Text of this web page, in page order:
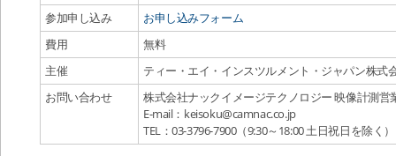
参加申し込み
お申し込みフォーム
費用
無料
主催
ティー・エイ・インスツルメント・ジャパン株式
お問い合わせ
株式会社ナックイメージテクノロジー 映像計測営
E-mail：keisoku@camnac.co.jp
TEL：03-3796-7900（9:30～18:00 土日祝日を除く）